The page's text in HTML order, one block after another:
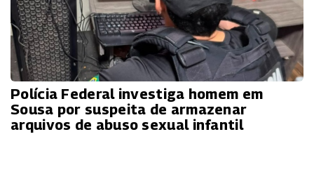
Polícia Federal investiga homem em
Sousa por suspeita de armazenar
arquivos de abuso sexual infantil